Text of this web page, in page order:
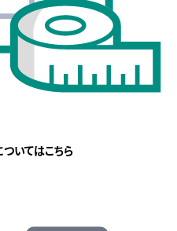
いてはこちら